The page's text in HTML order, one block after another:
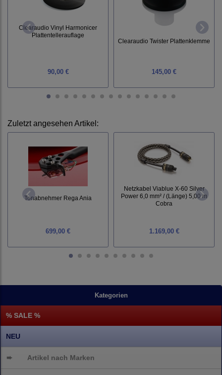
Kategorien
% SALE %
NEU
➨ Artikel nach Marken
Clearaudio Vinyl Harmonicer
Plattentellerauflage
90,00 €
Clearaudio Twister Plattenklemme
145,00 €
Zuletzt angesehen Artikel:
Tonabnehmer Rega Ania
699,00 €
Netzkabel Viablue X-60 Silver
Power 6,0 mm² / (Länge) 5,00 m
Cobra
1.169,00 €